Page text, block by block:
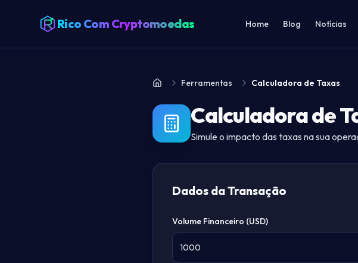
Rico Com Cryptomoedas Home Blog Notícias
Home Ferramentas Calculadora de Taxas
Calculadora de
Simule o impacto das taxas na sua
Dados da Transação
Volume Financeiro (USD)